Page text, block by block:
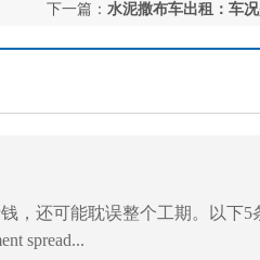
下一篇： 水泥撒布车出租：车
，还可能耽误整个工期。以下5
spread...